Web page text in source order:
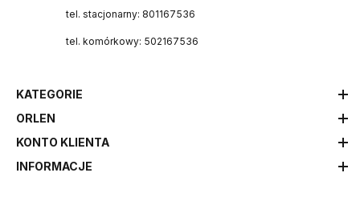
tel. stacjonarny: 801167536
tel. komórkowy: 502167536
KATEGORIE
ORLEN
KONTO KLIENTA
INFORMACJE